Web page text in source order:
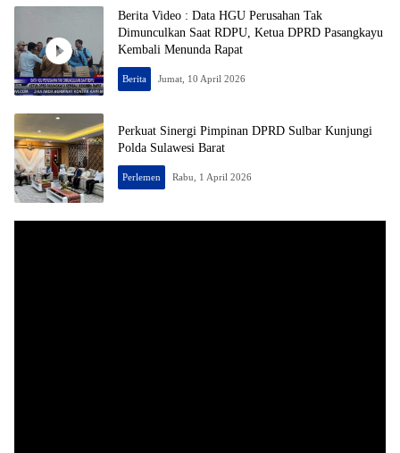
Berita Video : Data HGU Perusahan Tak
Dimunculkan Saat RDPU, Ketua DPRD Pasangkayu
Kembali Menunda Rapat
Berita Jumat, 10 April 2026
Perkuat Sinergi Pimpinan DPRD Sulbar Kunjungi
Polda Sulawesi Barat
Perlemen Rabu, 1 April 2026